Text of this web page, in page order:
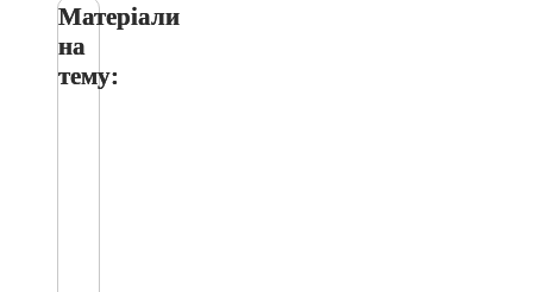
Pinterest
Матеріали
на
тему: